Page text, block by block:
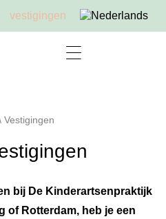
vestigingen
Vestigingen
bij De Kinderartsenpraktijk
of Rotterdam, heb je een